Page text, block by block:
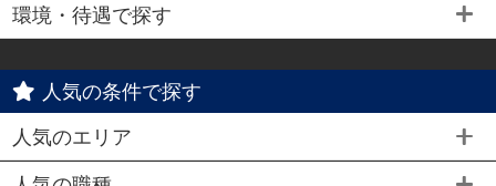
環境・待遇で探す
人気の条件で探す
人気のエリア